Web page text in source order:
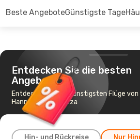
Beste AngeboteGünstigste Tage
Entdecken Sie die besten
Angebote
Entdecken Sie die günstigsten Flüge von
Hannover nach Nizza
Hin- und Rückreise Nur